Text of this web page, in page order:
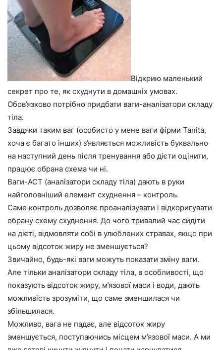
Відкрию маленький
секрет про те, як схуднути в домашніх умовах.
Обов’язково потрібно придбати ваги-аналізатори складу
тіла.
Завдяки таким ваг (особисто у мене ваги фірми Tanita,
хоча є багато інших) з’являється можливість буквально
на наступний день після тренування або дієти оцінити,
працює обрана схема чи ні.
Ваги-АСТ (аналізатори складу тіла) дають в руки
найголовніший елемент схуднення – контроль.
Саме контроль дозволяє проаналізувати і відкоригувати
обрану схему схуднення. До чого тривалий час сидіти
на дієті, відмовляти собі в улюблених стравах, якщо при
цьому відсоток жиру не зменшується?
Звичайно, будь-які ваги можуть показати зміну ваги.
Але тільки аналізатори складу тіла, в особливості, що
показують відсоток жиру, м’язової маси і води, дають
можливість зрозуміти, що саме зменшилася чи
збільшилася.
Можливо, вага не падає, але відсоток жиру
зменшується, поступаючись місцем м’язової маси. А ми